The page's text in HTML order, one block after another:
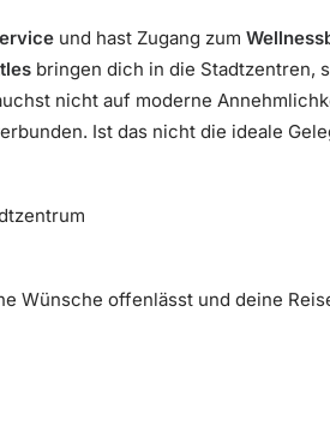
und hast Zugang zum
bringen dich in die Stadtzentren,
nicht auf moderne
Ist das nicht die ideale
Wünsche offenlässt und deine